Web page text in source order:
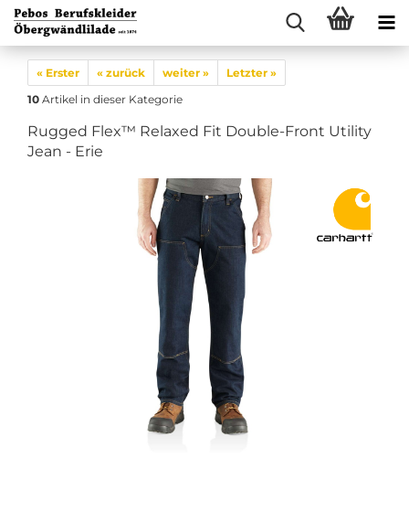
« Erster « zurück weiter »
Letzter »
10 Artikel in dieser Kategorie
Rugged Flex™ Relaxed Fit Double-Front Utility
Jean - Erie